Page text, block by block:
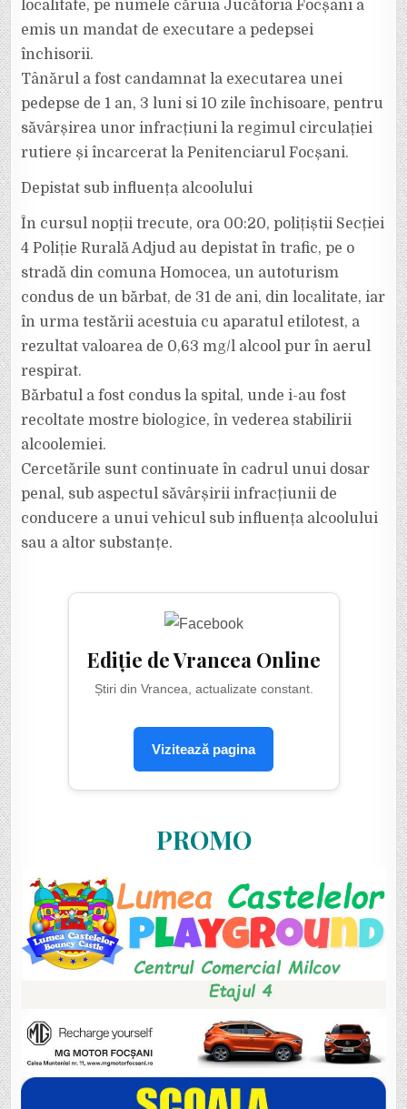
localitate, pe numele căruia Jucătoria Focșani a
emis un mandat de executare a pedepsei
închisorii.
Tânărul a fost candamnat la executarea unei
pedepse de 1 an, 3 luni si 10 zile închisoare, pentru
săvârșirea unor infracțiuni la regimul circulației
rutiere și încarcerat la Penitenciarul Focșani.
Depistat sub influența alcoolului
În cursul nopții trecute, ora 00:20, polițiștii Secției
4 Poliție Rurală Adjud au depistat în trafic, pe o
stradă din comuna Homocea, un autoturism
condus de un bărbat, de 31 de ani, din localitate, iar
în urma testării acestuia cu aparatul etilotest, a
rezultat valoarea de 0,63 mg/l alcool pur în aerul
respirat.
Bărbatul a fost condus la spital, unde i-au fost
recoltate mostre biologice, în vederea stabilirii
alcoolemiei.
Cercetările sunt continuate în cadrul unui dosar
penal, sub aspectul săvârșirii infracțiunii de
conducere a unui vehicul sub influența alcoolului
sau a altor substanțe.
Ediție de Vrancea Online
Știri din Vrancea, actualizate constant.
Vizitează pagina
PROMO